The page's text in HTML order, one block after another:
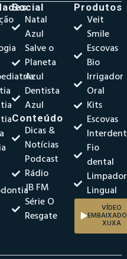
Social
Natal
Azul
Salve o
Planeta
Azul
Dentista
Azul
Conteúdo
Dicas &
Notícias
Podcast
Rádio
JB FM
Série O
Resgate
Produtos
Veit
Smile
Escovas
Bio
Irrigador
Oral
Kits
Escovas
Fio
dental
Limpador
Lingual
VÍDEO
XUXA